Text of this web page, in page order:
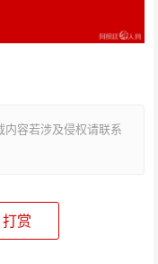
容若涉及侵权请联系
打赏